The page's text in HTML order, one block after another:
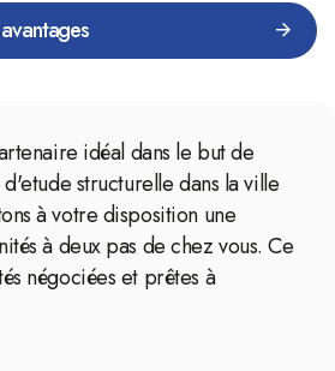
idéal dans le but de
structurelle dans la ville
à votre disposition une
à deux pas de chez vous. Ce
négociées et prêtes à